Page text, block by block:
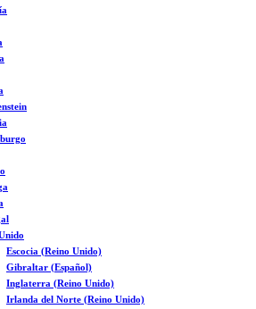
Escocia (Reino Unido)
Gibraltar (Español)
Inglaterra (Reino Unido)
Irlanda del Norte (Reino Unido)